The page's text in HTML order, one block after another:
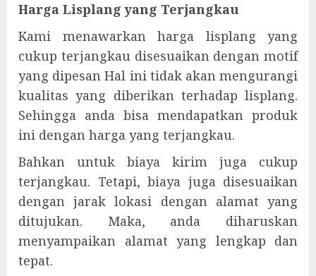
Harga Lisplang yang Terjangkau
Kami menawarkan harga lisplang yang
cukup terjangkau disesuaikan dengan motif
yang dipesan Hal ini tidak akan mengurangi
kualitas yang diberikan terhadap lisplang.
Sehingga anda bisa mendapatkan produk
ini dengan harga yang terjangkau.
Bahkan untuk biaya kirim juga cukup
terjangkau. Tetapi, biaya juga disesuaikan
dengan jarak lokasi dengan alamat yang
ditujukan. Maka, anda diharuskan
menyampaikan alamat yang lengkap dan
tepat.